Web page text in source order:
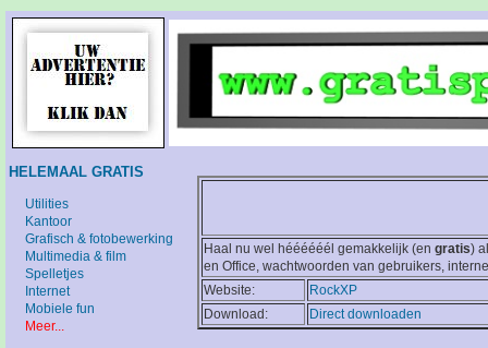
Haal nu wel héééééél gemakkelijk (en gratis)
en Office, wachtwoorden van gebruikers,
Website:
RockXP
Download:
Direct downloaden
HELEMAAL GRATIS
Utilities
Kantoor
Grafisch & fotobewerking
Multimedia & film
Spelletjes
Internet
Mobiele fun
Meer...